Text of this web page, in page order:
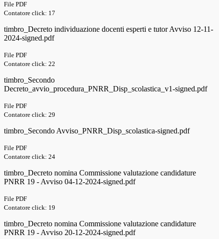
File PDF
Contatore click: 17
timbro_Decreto individuazione docenti esperti e tutor Avviso 12-11-
2024-signed.pdf
File PDF
Contatore click: 22
timbro_Secondo
Decreto_avvio_procedura_PNRR_Disp_scolastica_v1-signed.pdf
File PDF
Contatore click: 29
timbro_Secondo Avviso_PNRR_Disp_scolastica-signed.pdf
File PDF
Contatore click: 24
timbro_Decreto nomina Commissione valutazione candidature
PNRR 19 - Avviso 04-12-2024-signed.pdf
File PDF
Contatore click: 19
timbro_Decreto nomina Commissione valutazione candidature
PNRR 19 - Avviso 20-12-2024-signed.pdf